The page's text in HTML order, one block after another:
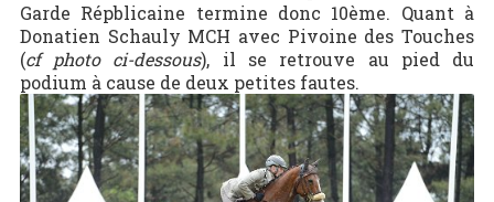
Garde Répblicaine termine donc 10ème. Quant à
Donatien Schauly MCH avec Pivoine des Touches
(cf photo ci-dessous), il se retrouve au pied du
podium à cause de deux petites fautes.